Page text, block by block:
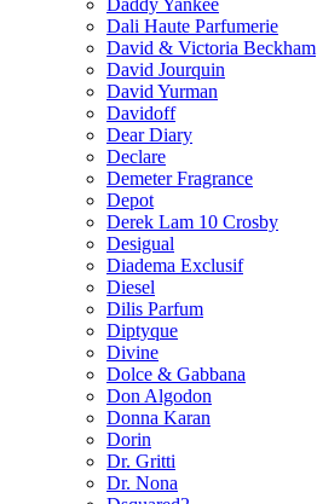
Dali Haute Parfumerie
David & Victoria Beckham
David Jourquin
David Yurman
Davidoff
Dear Diary
Declare
Demeter Fragrance
Depot
Derek Lam 10 Crosby
Desigual
Diadema Exclusif
Diesel
Dilis Parfum
Diptyque
Divine
Dolce & Gabbana
Don Algodon
Donna Karan
Dorin
Dr. Gritti
Dr. Nona